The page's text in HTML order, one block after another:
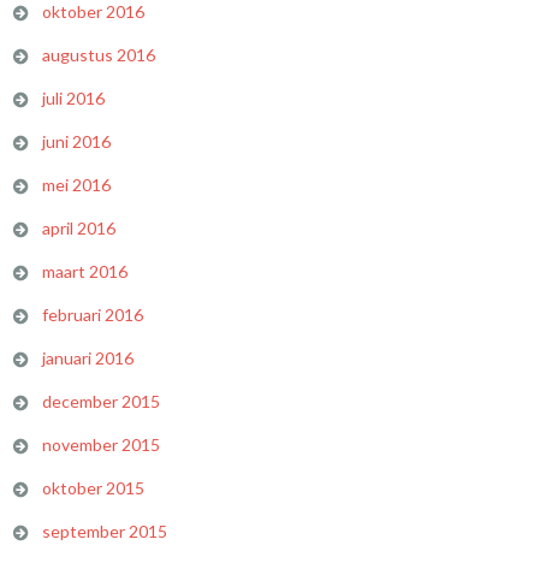
oktober 2016
augustus 2016
juli 2016
juni 2016
mei 2016
april 2016
maart 2016
februari 2016
januari 2016
december 2015
november 2015
oktober 2015
september 2015